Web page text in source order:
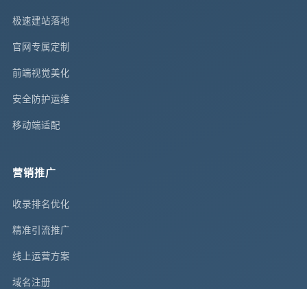
极速建站落地
官网专属定制
前端视觉美化
安全防护运维
移动端适配
营销推广
收录排名优化
精准引流推广
线上运营方案
域名注册